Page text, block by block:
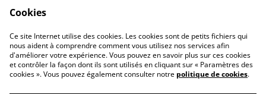
Contactez-nous
Politique de
confidentialité
Politique de
cookies
Cookies
Ce site Internet utilise des cookies. Les cookies sont de petits fichiers qui
nous aident à comprendre comment vous utilisez nos services afin
d'améliorer votre expérience. Vous pouvez en savoir plus sur ces cookies
et contrôler la façon dont ils sont utilisés en cliquant sur « Paramètres des
cookies ». Vous pouvez également consulter notre politique de cookies.